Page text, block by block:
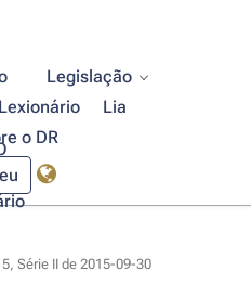
Legislação
Lexionário
Lia
o DR
Série II de 2015-09-30